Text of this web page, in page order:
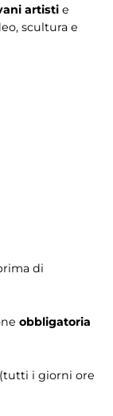
artisti e
scultura e
di
obbligatoria
i giorni ore